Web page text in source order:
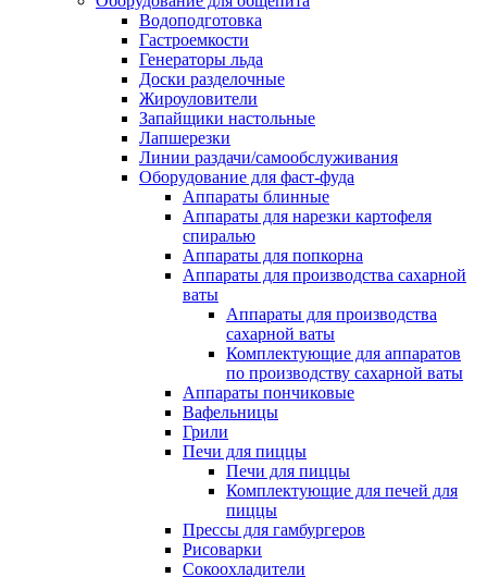
Водоподготовка
Гастроемкости
Генераторы льда
Доски разделочные
Жироуловители
Запайщики настольные
Лапшерезки
Линии раздачи/самообслуживания
Оборудование для фаст-фуда
Аппараты блинные
Аппараты для нарезки картофеля
спиралью
Аппараты для попкорна
Аппараты для производства сахарной
ваты
Аппараты для производства
сахарной ваты
Комплектующие для аппаратов
по производству сахарной ваты
Аппараты пончиковые
Вафельницы
Грили
Печи для пиццы
Печи для пиццы
Комплектующие для печей для
пиццы
Прессы для гамбургеров
Рисоварки
Сокоохладители